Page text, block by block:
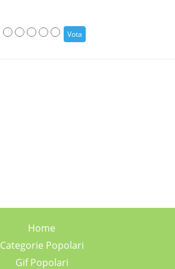
Home
Categorie Popolari
Gif Popolari